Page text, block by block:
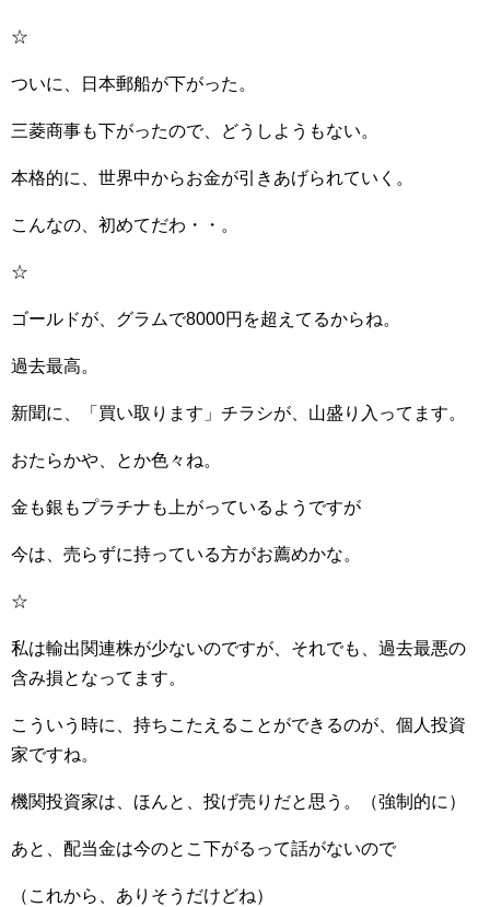
☆
ついに、日本郵船が下がった。
三菱商事も下がったので、どうしようもない。
本格的に、世界中からお金が引きあげられていく。
こんなの、初めてだわ・・。
☆
ゴールドが、グラムで8000円を超えてるからね。
過去最高。
新聞に、「買い取ります」チラシが、山盛り入ってます。
おたらかや、とか色々ね。
金も銀もプラチナも上がっているようですが
今は、売らずに持っている方がお薦めかな。
☆
私は輸出関連株が少ないのですが、それでも、過去最悪の
含み損となってます。
こういう時に、持ちこたえることができるのが、個人投資
家ですね。
機関投資家は、ほんと、投げ売りだと思う。（強制的に）
あと、配当金は今のとこ下がるって話がないので
（これから、ありそうだけどね）